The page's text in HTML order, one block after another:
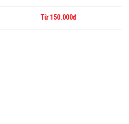
Từ 150.000đ